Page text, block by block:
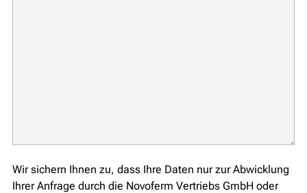
Wir sichern Ihnen zu, dass Ihre Daten nur zur Abwicklung
Ihrer Anfrage durch die Novoferm Vertriebs GmbH oder